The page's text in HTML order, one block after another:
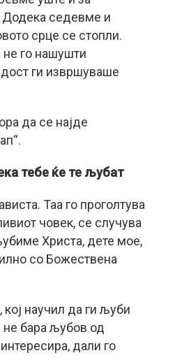
Додека седевме и
срце се стопли.
не го нашушти
ги извршуваше
да се најде
тебе ќе те љубат
Таа го проголтува
човек, се случува
Христа, дете мое,
со Божествена
кој научил да ги љуби
не бара љубов од
дали го